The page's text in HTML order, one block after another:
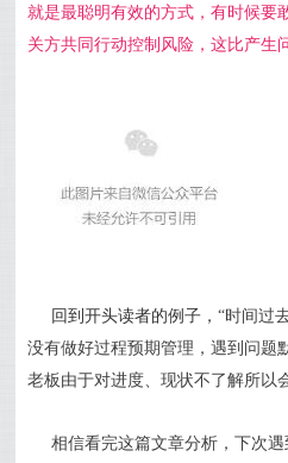
就是最聪明有效的方式，有时候要
关方共同行动控制风险，这比产生
回到开头读者的例子，“时间过
没有做好过程预期管理，遇到问题
老板由于对进度、现状不了解所以
相信看完这篇文章分析，下次